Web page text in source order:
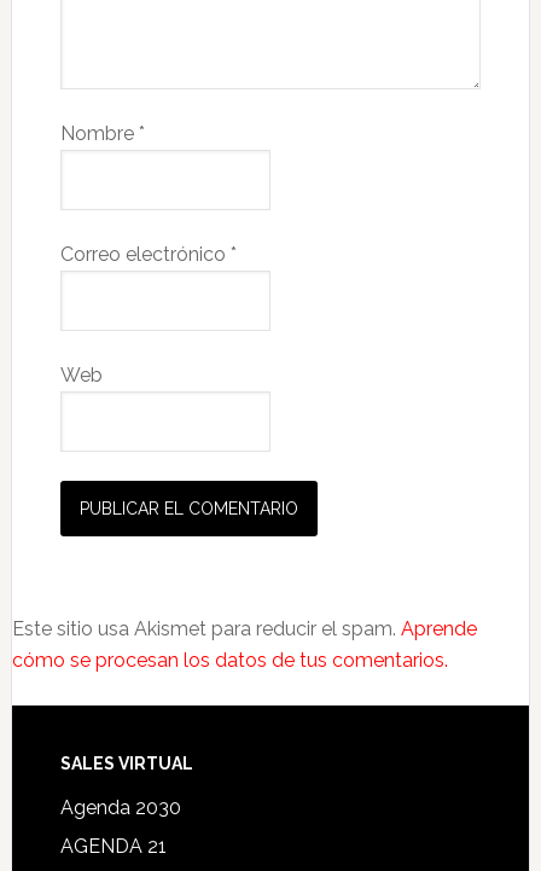
Nombre *
Correo electrónico *
Web
Este sitio usa Akismet para reducir el spam. Aprende
cómo se procesan los datos de tus comentarios.
SALES VIRTUAL
Agenda 2030
AGENDA 21